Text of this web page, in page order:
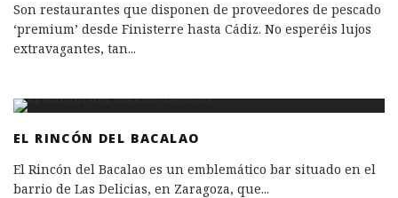
Son restaurantes que disponen de proveedores de pescado
‘premium’ desde Finisterre hasta Cádiz. No esperéis lujos
extravagantes, tan...
EL RINCÓN DEL BACALAO
El Rincón del Bacalao es un emblemático bar situado en el
barrio de Las Delicias, en Zaragoza, que...